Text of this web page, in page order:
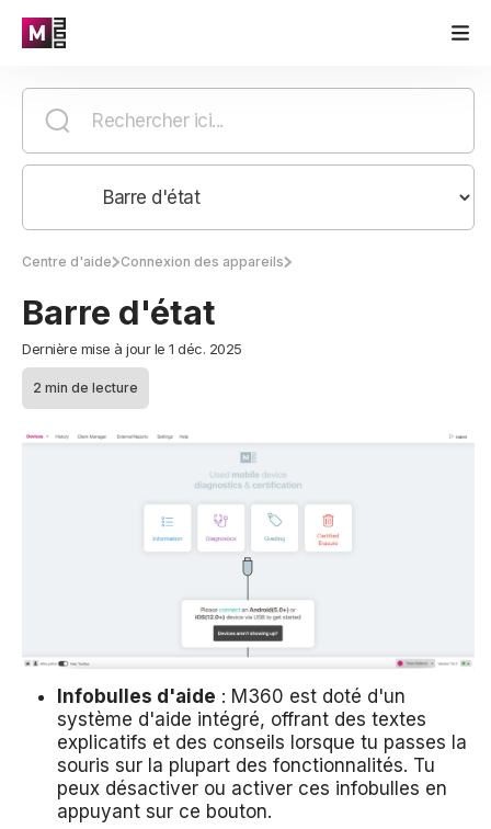
Centre d'aide Connexion des appareils
Barre d'état
Dernière mise à jour le 1 déc. 2025
2 min de lecture
Infobulles d'aide : M360 est doté d'un
système d'aide intégré, offrant des textes
explicatifs et des conseils lorsque tu passes la
souris sur la plupart des fonctionnalités. Tu
peux désactiver ou activer ces infobulles en
appuyant sur ce bouton.